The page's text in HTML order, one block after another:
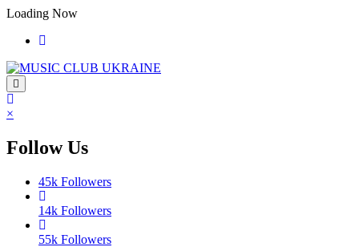
Перейти
контенту
Loading Now
×
Follow Us
45k Followers
14k Followers
55k Followers